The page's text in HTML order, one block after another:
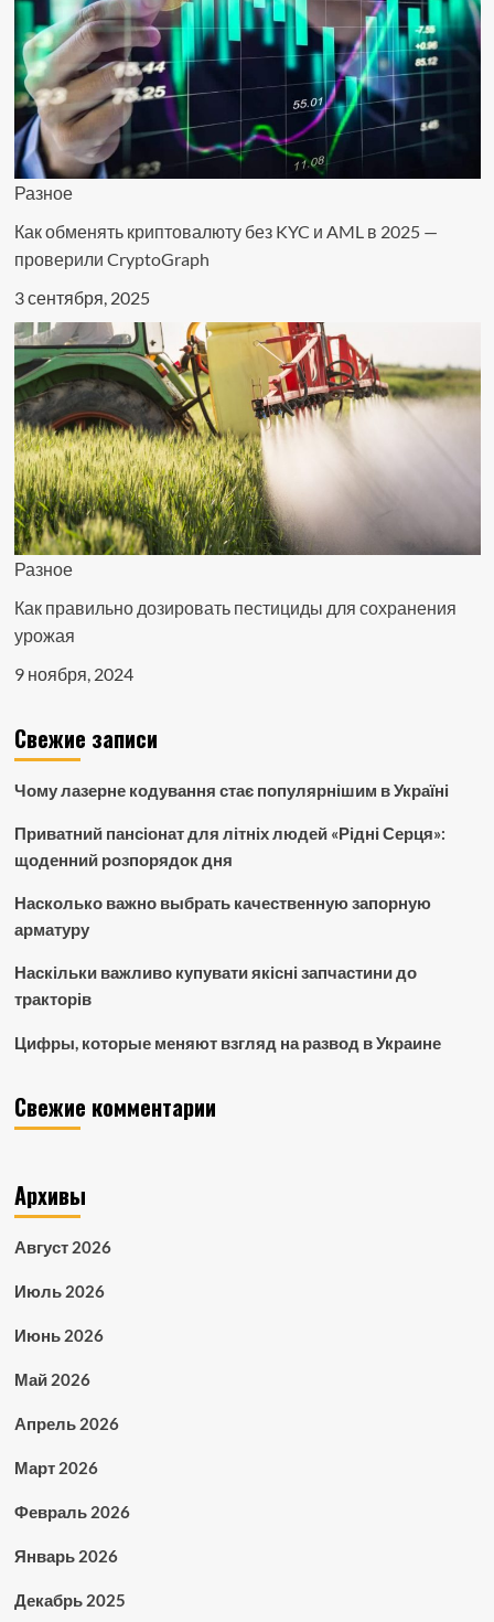
Разное
Как обменять криптовалюту без KYC и AML в 2025 —
проверили CryptoGraph
3 сентября, 2025
Разное
Как правильно дозировать пестициды для сохранения
урожая
9 ноября, 2024
Свежие записи
Чому лазерне кодування стає популярнішим в Україні
Приватний пансіонат для літніх людей «Рідні Серця»:
щоденний розпорядок дня
Насколько важно выбрать качественную запорную
арматуру
Наскільки важливо купувати якісні запчастини до
тракторів
Цифры, которые меняют взгляд на развод в Украине
Свежие комментарии
Архивы
Август 2026
Июль 2026
Июнь 2026
Май 2026
Апрель 2026
Март 2026
Февраль 2026
Январь 2026
Декабрь 2025